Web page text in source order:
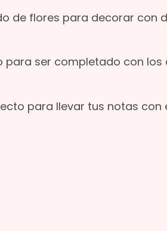
de flores para decorar con
para ser completado con
para llevar tus notas con